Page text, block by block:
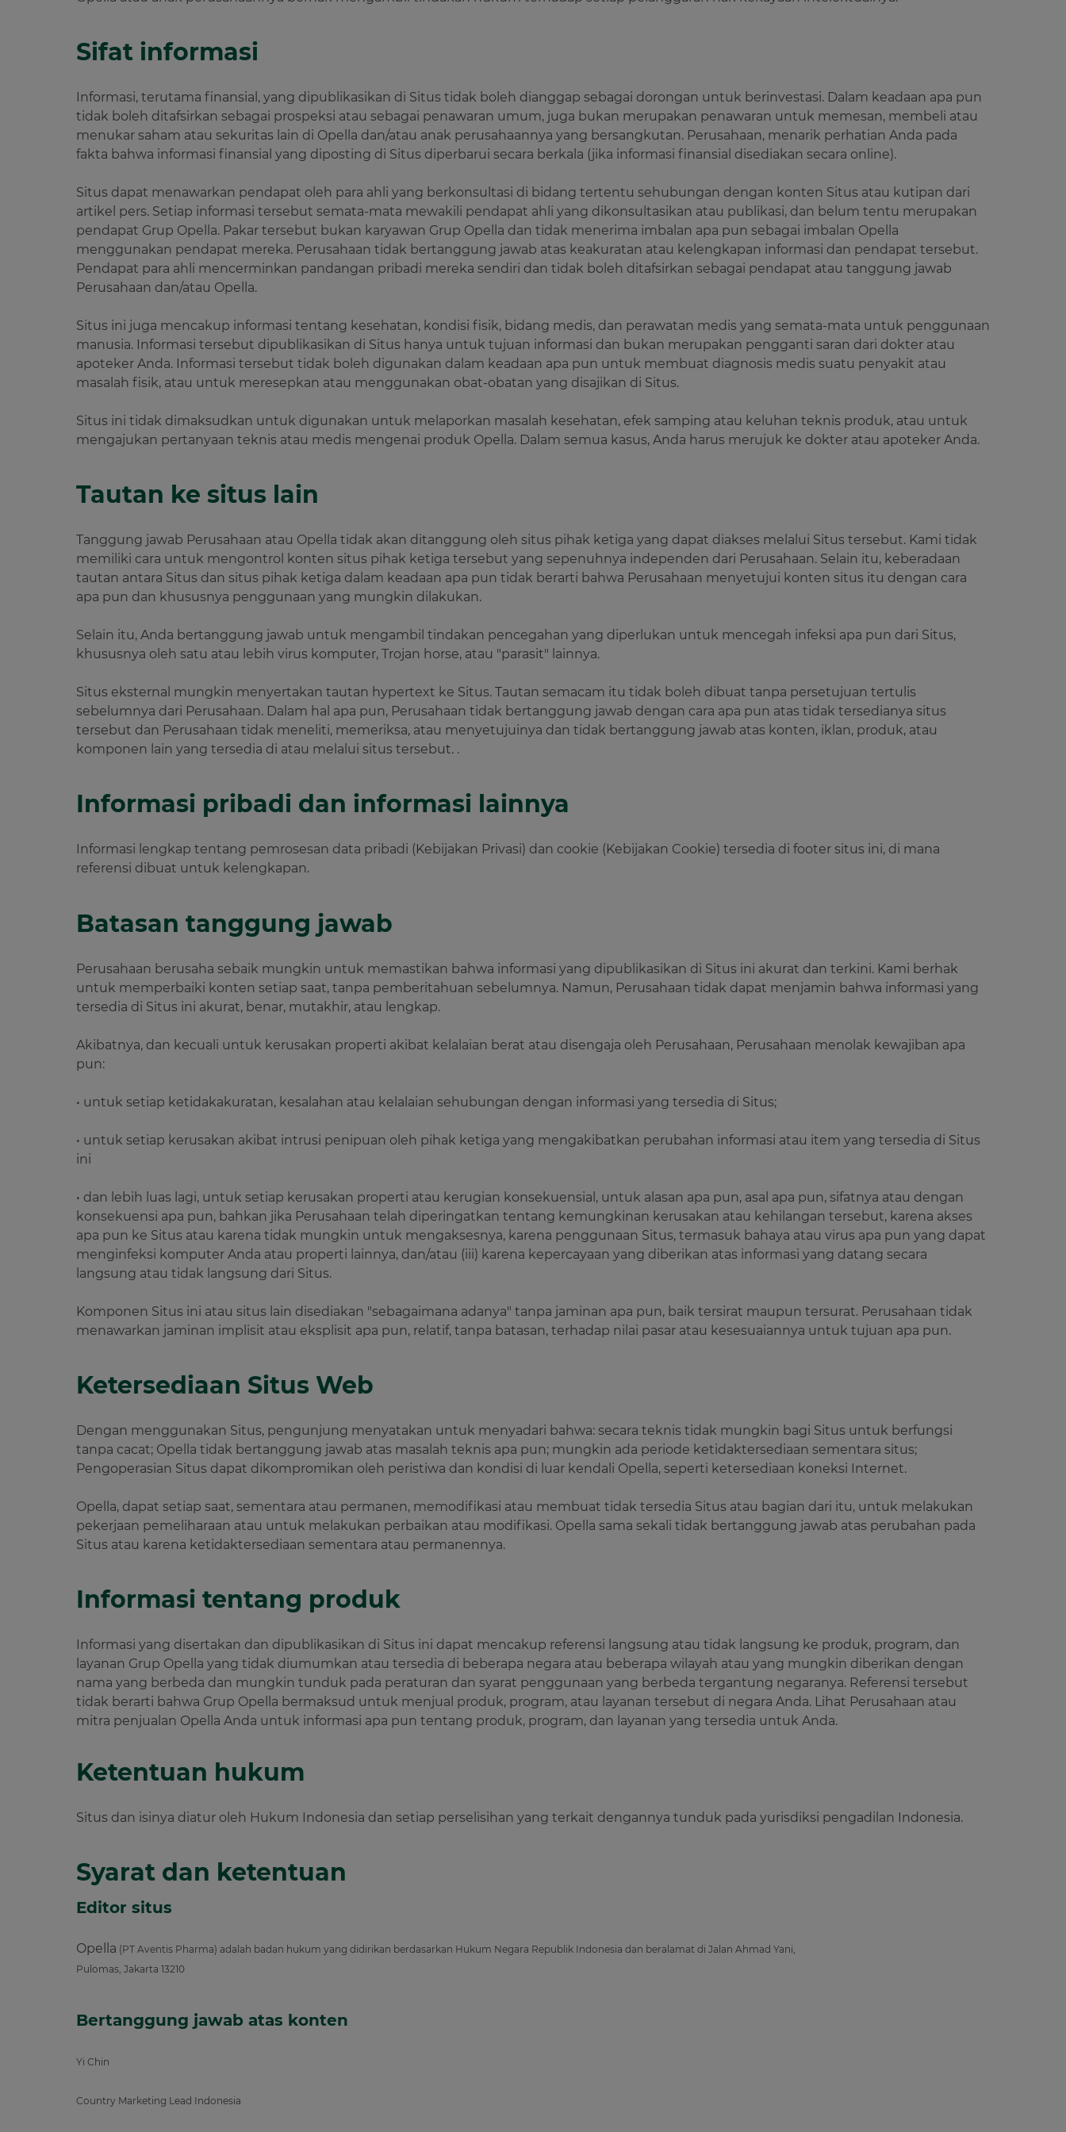
Sifat informasi
Informasi, terutama finansial, yang dipublikasikan di Situs tidak boleh dianggap sebagai dorongan untuk berinvestasi. Dalam keadaan apa pun
tidak boleh ditafsirkan sebagai prospeksi atau sebagai penawaran umum, juga bukan merupakan penawaran untuk memesan, membeli atau
menukar saham atau sekuritas lain di Opella dan/atau anak perusahaannya yang bersangkutan. Perusahaan, menarik perhatian Anda pada
fakta bahwa informasi finansial yang diposting di Situs diperbarui secara berkala (jika informasi finansial disediakan secara online).
Situs dapat menawarkan pendapat oleh para ahli yang berkonsultasi di bidang tertentu sehubungan dengan konten Situs atau kutipan dari
artikel pers. Setiap informasi tersebut semata-mata mewakili pendapat ahli yang dikonsultasikan atau publikasi, dan belum tentu merupakan
pendapat Grup Opella. Pakar tersebut bukan karyawan Grup Opella dan tidak menerima imbalan apa pun sebagai imbalan Opella
menggunakan pendapat mereka. Perusahaan tidak bertanggung jawab atas keakuratan atau kelengkapan informasi dan pendapat tersebut.
Pendapat para ahli mencerminkan pandangan pribadi mereka sendiri dan tidak boleh ditafsirkan sebagai pendapat atau tanggung jawab
Perusahaan dan/atau Opella.
Situs ini juga mencakup informasi tentang kesehatan, kondisi fisik, bidang medis, dan perawatan medis yang semata-mata untuk penggunaan
manusia. Informasi tersebut dipublikasikan di Situs hanya untuk tujuan informasi dan bukan merupakan pengganti saran dari dokter atau
apoteker Anda. Informasi tersebut tidak boleh digunakan dalam keadaan apa pun untuk membuat diagnosis medis suatu penyakit atau
masalah fisik, atau untuk meresepkan atau menggunakan obat-obatan yang disajikan di Situs.
Situs ini tidak dimaksudkan untuk digunakan untuk melaporkan masalah kesehatan, efek samping atau keluhan teknis produk, atau untuk
mengajukan pertanyaan teknis atau medis mengenai produk Opella. Dalam semua kasus, Anda harus merujuk ke dokter atau apoteker Anda.
Tautan ke situs lain
Tanggung jawab Perusahaan atau Opella tidak akan ditanggung oleh situs pihak ketiga yang dapat diakses melalui Situs tersebut. Kami tidak
memiliki cara untuk mengontrol konten situs pihak ketiga tersebut yang sepenuhnya independen dari Perusahaan. Selain itu, keberadaan
tautan antara Situs dan situs pihak ketiga dalam keadaan apa pun tidak berarti bahwa Perusahaan menyetujui konten situs itu dengan cara
apa pun dan khususnya penggunaan yang mungkin dilakukan.
Selain itu, Anda bertanggung jawab untuk mengambil tindakan pencegahan yang diperlukan untuk mencegah infeksi apa pun dari Situs,
khususnya oleh satu atau lebih virus komputer, Trojan horse, atau "parasit" lainnya.
Situs eksternal mungkin menyertakan tautan hypertext ke Situs. Tautan semacam itu tidak boleh dibuat tanpa persetujuan tertulis
sebelumnya dari Perusahaan. Dalam hal apa pun, Perusahaan tidak bertanggung jawab dengan cara apa pun atas tidak tersedianya situs
tersebut dan Perusahaan tidak meneliti, memeriksa, atau menyetujuinya dan tidak bertanggung jawab atas konten, iklan, produk, atau
komponen lain yang tersedia di atau melalui situs tersebut. .
Informasi pribadi dan informasi lainnya
Informasi lengkap tentang pemrosesan data pribadi (Kebijakan Privasi) dan cookie (Kebijakan Cookie) tersedia di footer situs ini, di mana
referensi dibuat untuk kelengkapan.
Batasan tanggung jawab
Perusahaan berusaha sebaik mungkin untuk memastikan bahwa informasi yang dipublikasikan di Situs ini akurat dan terkini. Kami berhak
untuk memperbaiki konten setiap saat, tanpa pemberitahuan sebelumnya. Namun, Perusahaan tidak dapat menjamin bahwa informasi yang
tersedia di Situs ini akurat, benar, mutakhir, atau lengkap.
Akibatnya, dan kecuali untuk kerusakan properti akibat kelalaian berat atau disengaja oleh Perusahaan, Perusahaan menolak kewajiban apa
pun:
• untuk setiap ketidakakuratan, kesalahan atau kelalaian sehubungan dengan informasi yang tersedia di Situs;
• untuk setiap kerusakan akibat intrusi penipuan oleh pihak ketiga yang mengakibatkan perubahan informasi atau item yang tersedia di Situs
ini
• dan lebih luas lagi, untuk setiap kerusakan properti atau kerugian konsekuensial, untuk alasan apa pun, asal apa pun, sifatnya atau dengan
konsekuensi apa pun, bahkan jika Perusahaan telah diperingatkan tentang kemungkinan kerusakan atau kehilangan tersebut, karena akses
apa pun ke Situs atau karena tidak mungkin untuk mengaksesnya, karena penggunaan Situs, termasuk bahaya atau virus apa pun yang dapat
menginfeksi komputer Anda atau properti lainnya, dan/atau (iii) karena kepercayaan yang diberikan atas informasi yang datang secara
langsung atau tidak langsung dari Situs.
Komponen Situs ini atau situs lain disediakan "sebagaimana adanya" tanpa jaminan apa pun, baik tersirat maupun tersurat. Perusahaan tidak
menawarkan jaminan implisit atau eksplisit apa pun, relatif, tanpa batasan, terhadap nilai pasar atau kesesuaiannya untuk tujuan apa pun.
Ketersediaan Situs Web
Dengan menggunakan Situs, pengunjung menyatakan untuk menyadari bahwa: secara teknis tidak mungkin bagi Situs untuk berfungsi
tanpa cacat; Opella tidak bertanggung jawab atas masalah teknis apa pun; mungkin ada periode ketidaktersediaan sementara situs;
Pengoperasian Situs dapat dikompromikan oleh peristiwa dan kondisi di luar kendali Opella, seperti ketersediaan koneksi Internet.
Opella, dapat setiap saat, sementara atau permanen, memodifikasi atau membuat tidak tersedia Situs atau bagian dari itu, untuk melakukan
pekerjaan pemeliharaan atau untuk melakukan perbaikan atau modifikasi. Opella sama sekali tidak bertanggung jawab atas perubahan pada
Situs atau karena ketidaktersediaan sementara atau permanennya.
Informasi tentang produk
Informasi yang disertakan dan dipublikasikan di Situs ini dapat mencakup referensi langsung atau tidak langsung ke produk, program, dan
layanan Grup Opella yang tidak diumumkan atau tersedia di beberapa negara atau beberapa wilayah atau yang mungkin diberikan dengan
nama yang berbeda dan mungkin tunduk pada peraturan dan syarat penggunaan yang berbeda tergantung negaranya. Referensi tersebut
tidak berarti bahwa Grup Opella bermaksud untuk menjual produk, program, atau layanan tersebut di negara Anda. Lihat Perusahaan atau
mitra penjualan Opella Anda untuk informasi apa pun tentang produk, program, dan layanan yang tersedia untuk Anda.
Ketentuan hukum
Situs dan isinya diatur oleh Hukum Indonesia dan setiap perselisihan yang terkait dengannya tunduk pada yurisdiksi pengadilan Indonesia.
Syarat dan ketentuan
Editor situs
Opella (PT Aventis Pharma) adalah badan hukum yang didirikan berdasarkan Hukum Negara Republik Indonesia dan beralamat di Jalan Ahmad Yani,
Pulomas, Jakarta 13210
Bertanggung jawab atas konten
Yi Chin
Country Marketing Lead Indonesia